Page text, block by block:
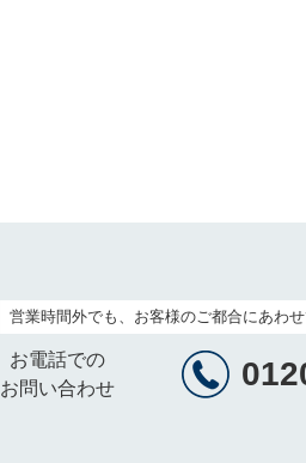
営業時間外でも、お客様のご都合にあわせ
お電話での
お問い合わせ